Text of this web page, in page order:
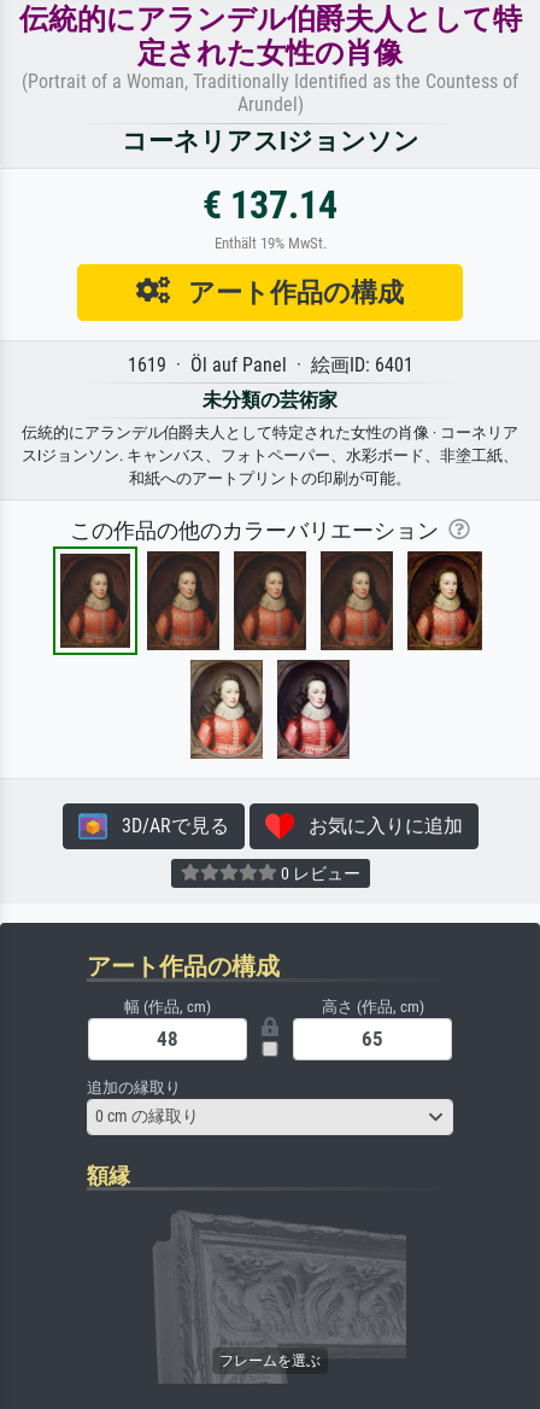
伝統的にアランデル伯爵夫人として特
定された女性の肖像
(Portrait of a Woman, Traditionally Identified as the Countess of
Arundel)
コーネリアスIジョンソン
€ 137.14
Enthält 19% MwSt.
アート作品の構成
1619 · Öl auf Panel · 絵画ID: 6401
未分類の芸術家
伝統的にアランデル伯爵夫人として特定された女性の肖像 · コーネリア
スIジョンソン. キャンバス、フォトペーパー、水彩ボード、非塗工紙、
和紙へのアートプリントの印刷が可能。
この作品の他のカラーバリエーション
3D/ARで見る お気に入りに追加
0 レビュー
アート作品の構成
幅 (作品, cm) 高さ (作品, cm)
追加の縁取り
0 cm の縁取り
額縁